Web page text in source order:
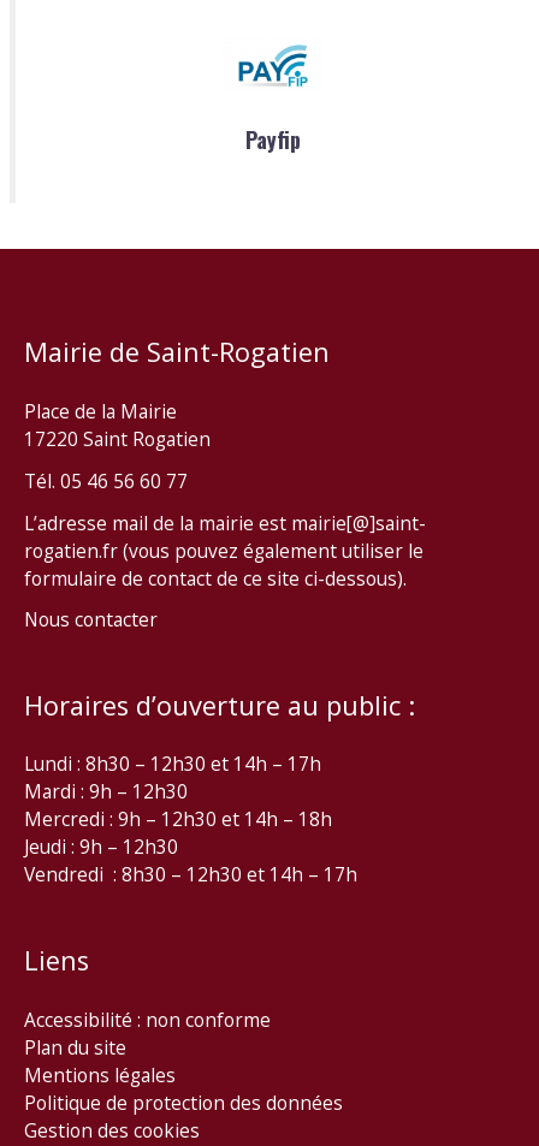
Payfip
Mairie de Saint-Rogatien
Place de la Mairie
17220 Saint Rogatien
Tél. 05 46 56 60 77
L’adresse mail de la mairie est mairie[@]saint-
rogatien.fr (vous pouvez également utiliser le
formulaire de contact de ce site ci-dessous).
Nous contacter
Horaires d’ouverture au public :
Lundi : 8h30 – 12h30 et 14h – 17h
Mardi : 9h – 12h30
Mercredi : 9h – 12h30 et 14h – 18h
Jeudi : 9h – 12h30
Vendredi : 8h30 – 12h30 et 14h – 17h
Liens
Accessibilité : non conforme
Plan du site
Mentions légales
Politique de protection des données
Gestion des cookies